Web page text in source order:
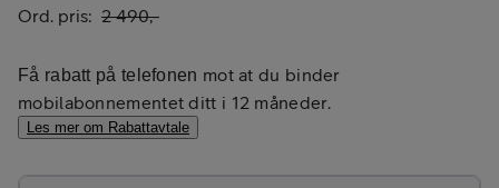
Ord. pris: 2 490,-
Få rabatt på telefonen mot at du binder
mobilabonnementet ditt i 12 måneder.
Les mer om Rabattavtale